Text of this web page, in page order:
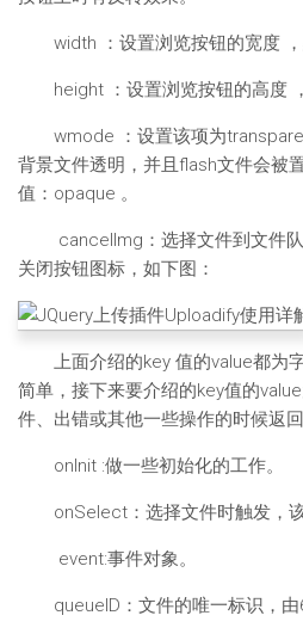
width ：设置浏览按钮的宽度 ，
height ：设置浏览按钮的高度 ，
wmode ：设置该项为
背景文件透明，并且flash文件会被
值：opaque 。
cancelImg：选择文件到文件队
关闭按钮图标，如下图：
上面介绍的key 值的value都为
简单，接下来要介绍的key值的
件、出错或其他一些操作的时候返
onInit :做一些初始化的工作。
onSelect：选择文件时触发，该
event:事件对象。
queueID：文件的唯一标识，由6